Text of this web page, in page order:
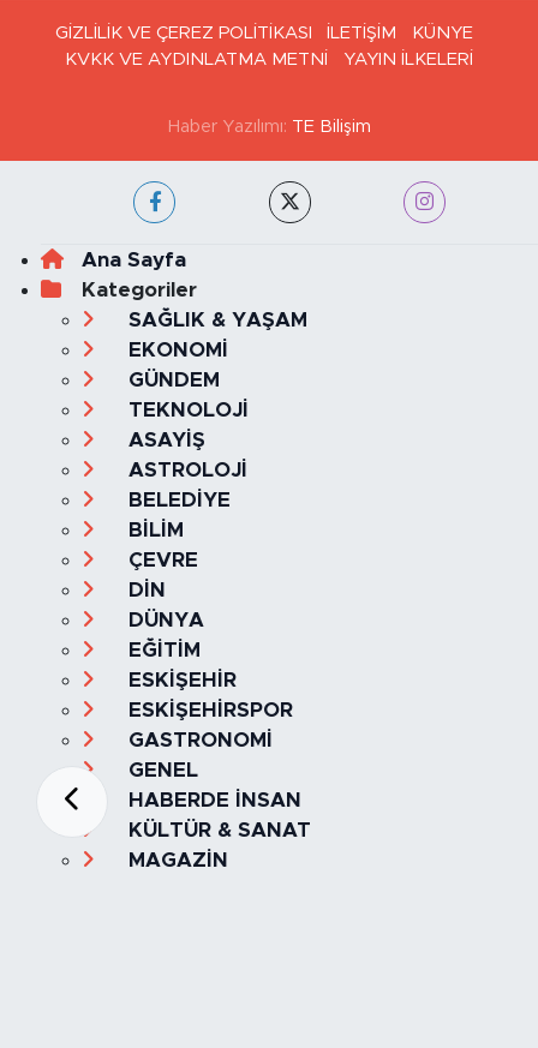
GİZLİLİK VE ÇEREZ POLİTİKASI İLETİŞİM
KÜNYE
KVKK VE AYDINLATMA METNİ
YAYIN İLKELERİ
Haber Yazılımı: TE Bilişim
Ana Sayfa
Kategoriler
SAĞLIK & YAŞAM
EKONOMİ
GÜNDEM
TEKNOLOJİ
ASAYİŞ
ASTROLOJİ
BELEDİYE
BİLİM
ÇEVRE
DİN
DÜNYA
EĞİTİM
ESKİŞEHİR
ESKİŞEHİRSPOR
GASTRONOMİ
GENEL
HABERDE İNSAN
KÜLTÜR & SANAT
MAGAZİN